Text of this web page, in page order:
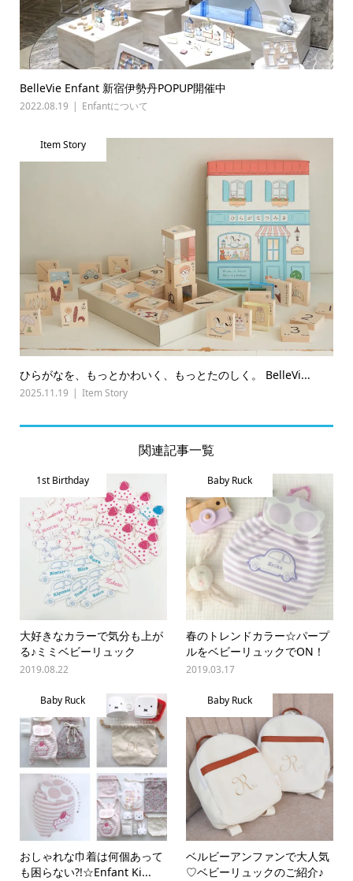
BelleVie Enfant 新宿伊勢丹POPUP開催中
2022.08.19 Enfantについて
Item Story
ひらがなを、もっとかわいく、もっとたのしく。 BelleVi...
2025.11.19 Item Story
関連記事一覧
1st Birthday
大好きなカラーで気分も上が
る♪ミミベビーリュック
2019.08.22
Baby Ruck
春のトレンドカラー☆パープ
ルをベビーリュックでON！
2019.03.17
Baby Ruck
おしゃれな巾着は何個あって
も困らない?!☆Enfant Ki...
Baby Ruck
ベルビーアンファンで大人気
♡ベビーリュックのご紹介♪